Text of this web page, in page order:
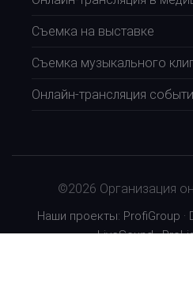
Съемка на выставке
Съемка музыкального
Онлайн-трансляция
©2026 Организация
Наши проекты: ProfiGroup ·
LiveSound·